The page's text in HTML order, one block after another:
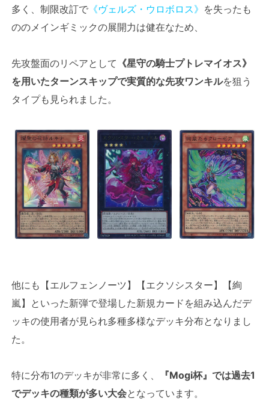
多く、制限改訂で 《ヴェルズ・ウロボロス》 を失ったも
ののメインギミックの展開力は健在なため、
先攻盤面のリペアとして 《星守の騎士プトレマイオス》
を用いたターンスキップで実質的な先攻ワンキルを狙う
タイプも見られました。
他にも【エルフェンノーツ】【エクソシスター】【絢
嵐】といった新弾で登場した新規カードを組み込んだデ
ッキの使用者が見られ多種多様なデッキ分布となりまし
た。
特に分布1のデッキが非常に多く、
『Mogi杯』では過去1
でデッキの種類が多い大会となっています。